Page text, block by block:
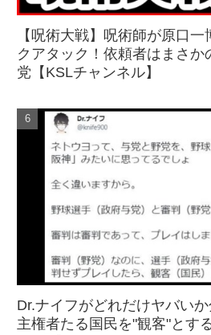
【呪術大戦】呪術師が原口
クアタック！依頼者はまさか
党【KSLチャンネル】
Dr.ナイフがどれだけヤバいか
主権者たる国民を"観客"とす